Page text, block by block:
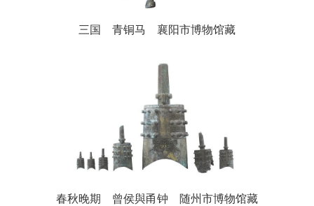
三国 青铜马 襄阳市博物馆藏
春秋晚期 曾侯與甬钟 随州市博物馆藏